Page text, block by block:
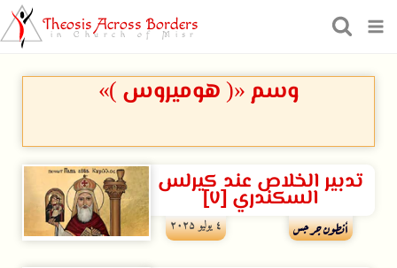
Theosis Across Borders
in Church of Misr
وسم «( هوميروس )»
تدبير الخلاص عند كيرلس
السكندري [٧]
أنطون جرجس ٤ يوليو ۲۰۲۵